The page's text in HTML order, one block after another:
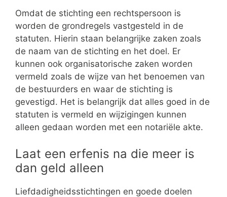
Omdat de stichting een rechtspersoon is
worden de grondregels vastgesteld in de
statuten. Hierin staan belangrijke zaken zoals
de naam van de stichting en het doel. Er
kunnen ook organisatorische zaken worden
vermeld zoals de wijze van het benoemen van
de bestuurders en waar de stichting is
gevestigd. Het is belangrijk dat alles goed in de
statuten is vermeld en wijzigingen kunnen
alleen gedaan worden met een notariële akte.
Laat een erfenis na die meer is
dan geld alleen
Liefdadigheidsstichtingen en goede doelen